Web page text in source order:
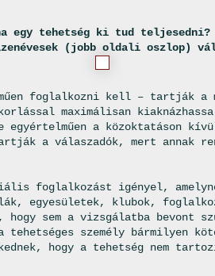
egy tehetség ki tud
(jobb oldali oszlop)
foglalkozni kell – tartják a
maximálisan
egyértelműen a közoktatáson
a válaszadók, mert annak
foglalkozást igényel,
egyesületek, klubok,
hogy sem a vizsgálatba bevont
tehetséges személy bármilyen
hogy a tehetség nem